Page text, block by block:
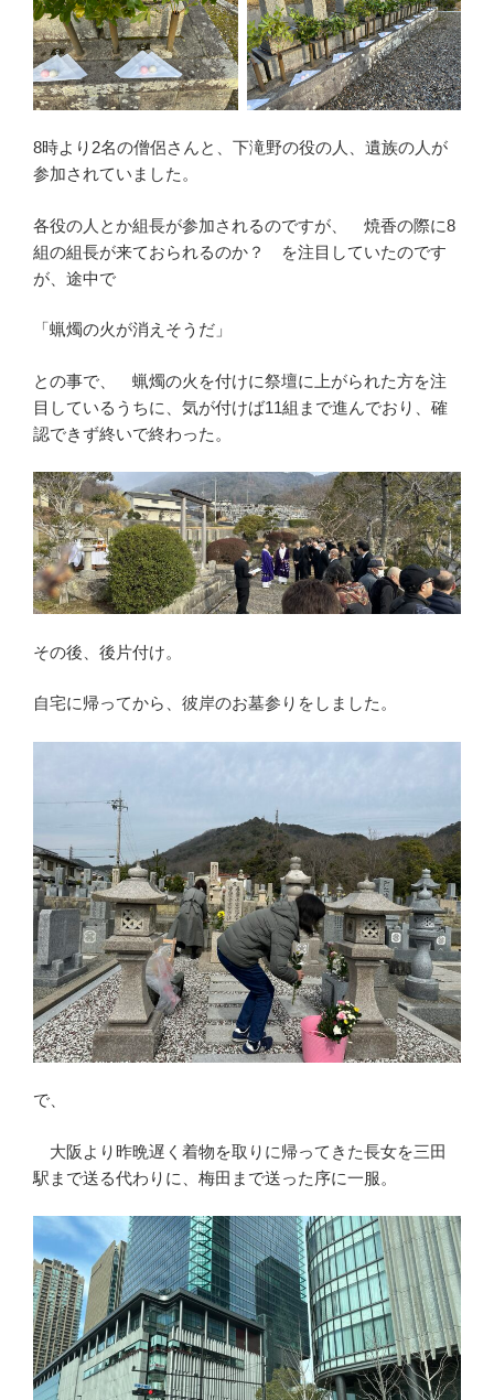
8時より2名の僧侶さんと、下滝野の役の人、遺族の人が
参加されていました。
各役の人とか組長が参加されるのですが、 焼香の際に8
組の組長が来ておられるのか？ を注目していたのです
が、途中で
「蝋燭の火が消えそうだ」
との事で、 蝋燭の火を付けに祭壇に上がられた方を注
目しているうちに、気が付けば11組まで進んでおり、確
認できず終いで終わった。
その後、後片付け。
自宅に帰ってから、彼岸のお墓参りをしました。
で、
大阪より昨晩遅く着物を取りに帰ってきた長女を三田
駅まで送る代わりに、梅田まで送った序に一服。